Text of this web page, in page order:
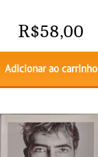
R$58,00
Adicionar ao carrinho